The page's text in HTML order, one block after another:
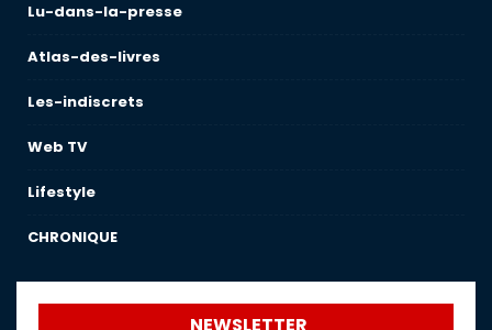
Lu-dans-la-presse
Atlas-des-livres
Les-indiscrets
Web TV
Lifestyle
CHRONIQUE